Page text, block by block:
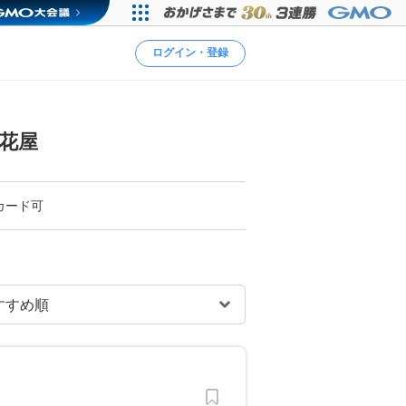
ログイン・登録
屋
ード可